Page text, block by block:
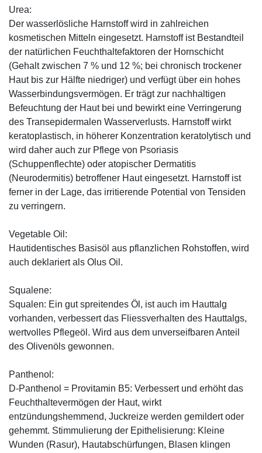
Urea:
Der wasserlösliche Harnstoff wird in zahlreichen
kosmetischen Mitteln eingesetzt. Harnstoff ist Bestandteil
der natürlichen Feuchthaltefaktoren der Hornschicht
(Gehalt zwischen 7 % und 12 %; bei chronisch trockener
Haut bis zur Hälfte niedriger) und verfügt über ein hohes
Wasserbindungsvermögen. Er trägt zur nachhaltigen
Befeuchtung der Haut bei und bewirkt eine Verringerung
des Transepidermalen Wasserverlusts. Harnstoff wirkt
keratoplastisch, in höherer Konzentration keratolytisch und
wird daher auch zur Pflege von Psoriasis
(Schuppenflechte) oder atopischer Dermatitis
(Neurodermitis) betroffener Haut eingesetzt. Harnstoff ist
ferner in der Lage, das irritierende Potential von Tensiden
zu verringern.
Vegetable Oil:
Hautidentisches Basisöl aus pflanzlichen Rohstoffen, wird
auch deklariert als Olus Oil.
Squalene:
Squalen: Ein gut spreitendes Öl, ist auch im Hauttalg
vorhanden, verbessert das Fliessverhalten des Hauttalgs,
wertvolles Pflegeöl. Wird aus dem unverseifbaren Anteil
des Olivenöls gewonnen.
Panthenol:
D-Panthenol = Provitamin B5: Verbessert und erhöht das
Feuchthaltevermögen der Haut, wirkt
entzündungshemmend, Juckreize werden gemildert oder
gehemmt. Stimmulierung der Epithelisierung: Kleine
Wunden (Rasur), Hautabschürfungen, Blasen klingen